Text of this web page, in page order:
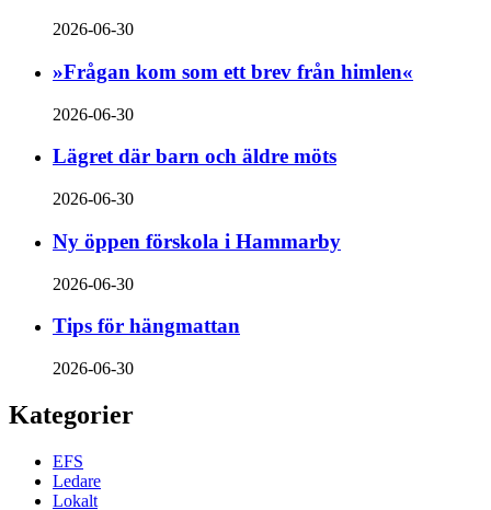
2026-06-30
»Frågan kom som ett brev från himlen«
2026-06-30
Lägret där barn och äldre möts
2026-06-30
Ny öppen förskola i Hammarby
2026-06-30
Tips för hängmattan
2026-06-30
Kategorier
EFS
Ledare
Lokalt